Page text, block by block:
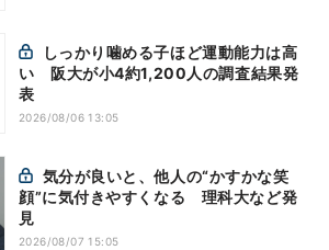
い 阪大が小4約1,200人の調査結果発
表
2026/08/06 13:05
顔”に気付きやすくなる 理科大など発
見
2026/08/07 15:05